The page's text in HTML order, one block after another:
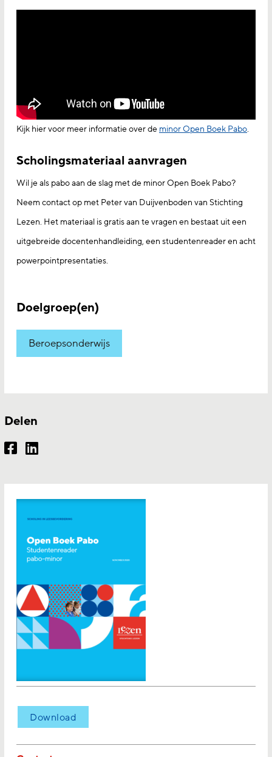
Download
Kijk hier voor meer informatie over de minor Open Boek Pabo.
Scholingsmateriaal aanvragen
Wil je als pabo aan de slag met de minor Open Boek Pabo?
Neem contact op met Peter van Duijvenboden van Stichting
Lezen. Het materiaal is gratis aan te vragen en bestaat uit een
uitgebreide docentenhandleiding, een studentenreader en acht
powerpointpresentaties.
Doelgroep(en)
Beroepsonderwijs
Delen